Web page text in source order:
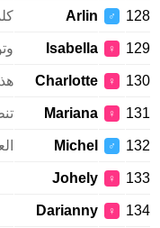
128
♂
Arlin
129
♀
Isabella
130
♀
Charlotte
131
♀
Mariana
132
♂
Michel
133
♀
Johely
134
♀
Darianny